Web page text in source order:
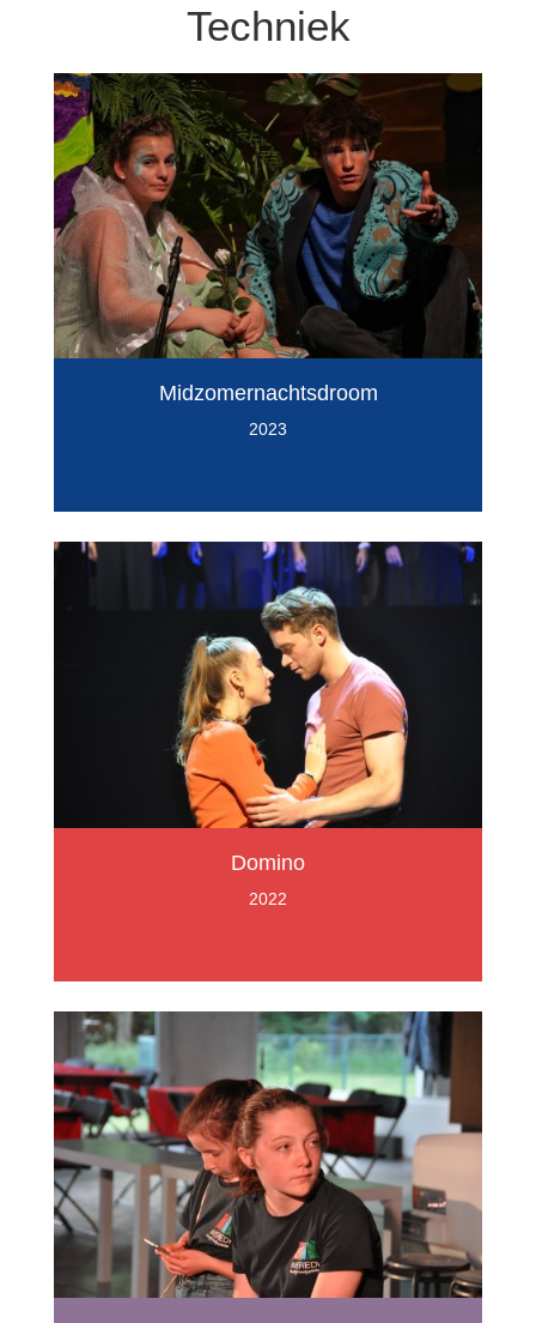
Techniek
Midzomernachtsdroom
2023
Domino
2022